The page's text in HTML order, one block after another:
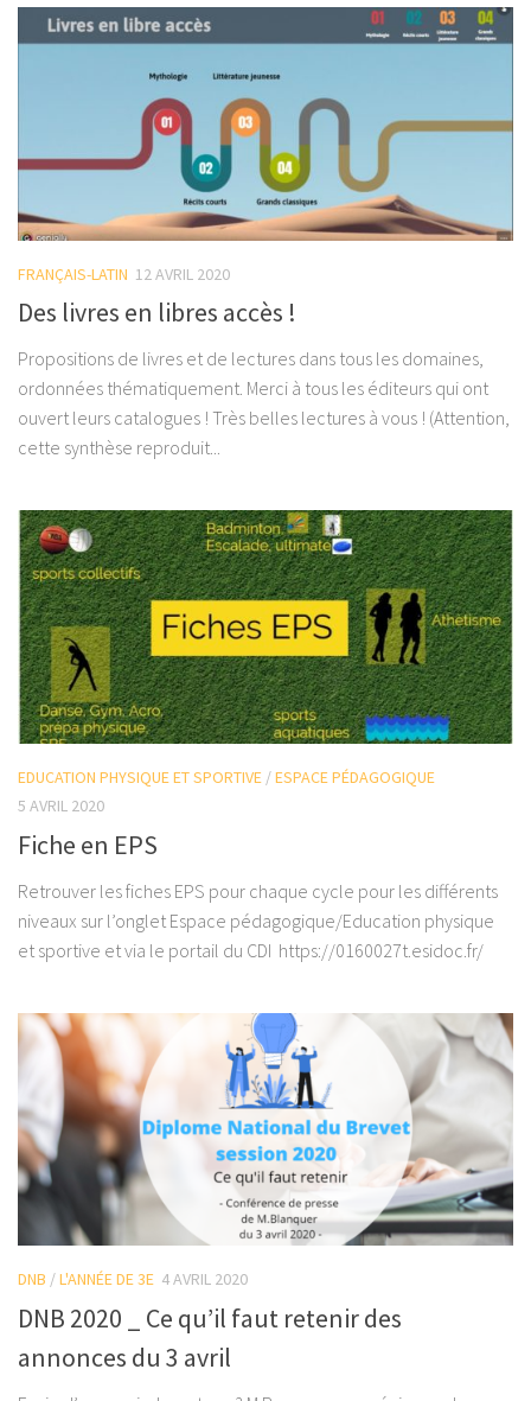
FRANÇAIS-LATIN 12 AVRIL 2020
Des livres en libres accès !
Propositions de livres et de lectures dans tous les domaines,
ordonnées thématiquement. Merci à tous les éditeurs qui ont
ouvert leurs catalogues ! Très belles lectures à vous ! (Attention,
cette synthèse reproduit...
EDUCATION PHYSIQUE ET SPORTIVE /ESPACE PÉDAGOGIQUE
5 AVRIL 2020
Fiche en EPS
Retrouver les fiches EPS pour chaque cycle pour les différents
niveaux sur l’onglet Espace pédagogique/Education physique
et sportive et via le portail du CDI https://0160027t.esidoc.fr/
DNB /L'ANNÉE DE 3E 4 AVRIL 2020
DNB 2020 _ Ce qu’il faut retenir des
annonces du 3 avril